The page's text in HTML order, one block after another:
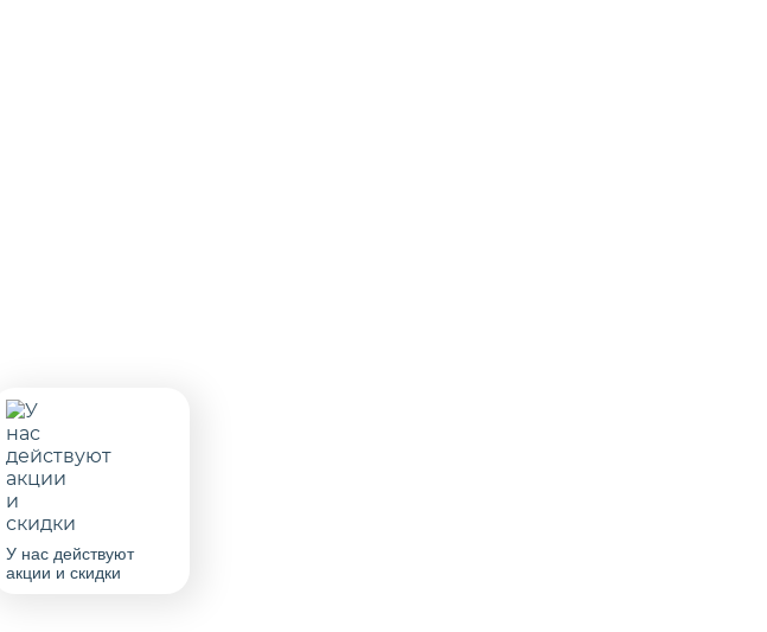
У нас действуют
акции и скидки